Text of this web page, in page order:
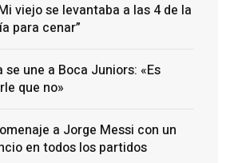
viejo se levantaba a las 4 de la
para cenar”
se une a Boca Juniors: «Es
que no»
a Jorge Messi con un
en todos los partidos